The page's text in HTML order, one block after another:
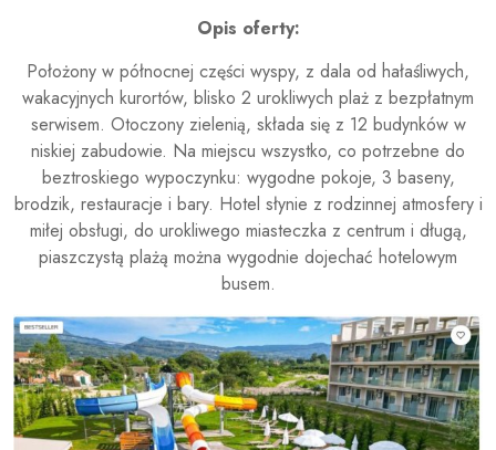
Opis oferty:
Położony w północnej części wyspy, z dala od hałaśliwych,
wakacyjnych kurortów, blisko 2 urokliwych plaż z bezpłatnym
serwisem. Otoczony zielenią, składa się z 12 budynków w
niskiej zabudowie. Na miejscu wszystko, co potrzebne do
beztroskiego wypoczynku: wygodne pokoje, 3 baseny,
brodzik, restauracje i bary. Hotel słynie z rodzinnej atmosfery i
miłej obsługi, do urokliwego miasteczka z centrum i długą,
piaszczystą plażą można wygodnie dojechać hotelowym
busem.